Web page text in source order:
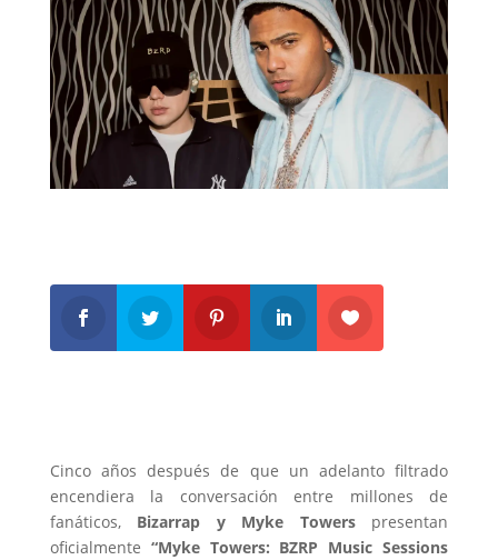
Cinco años después de que un adelanto filtrado
encendiera la conversación entre millones de
fanáticos, Bizarrap y Myke Towerspresentan
oficialmente “Myke Towers: BZRP Music Sessions